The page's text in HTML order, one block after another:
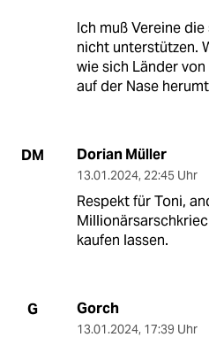
Ich muß Vereine
nicht unterstützen.
wie sich Länder
auf der Nase
DM Dorian Müller
13.01.2024, 22:45 Uhr
Respekt für Toni,
kaufen lassen.
G Gorch
13.01.2024, 17:39 Uhr